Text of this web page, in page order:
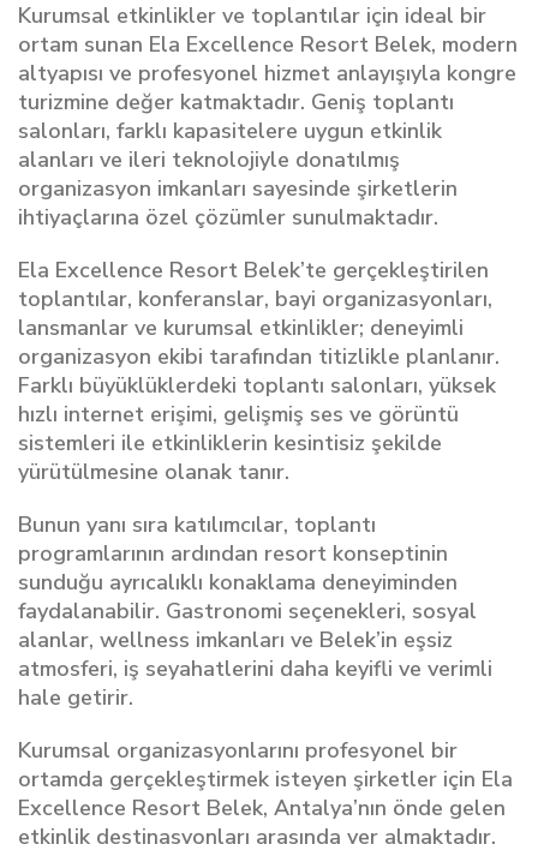
Kurumsal etkinlikler ve toplantılar için ideal bir
ortam sunan Ela Excellence Resort Belek, modern
altyapısı ve profesyonel hizmet anlayışıyla kongre
turizmine değer katmaktadır. Geniş toplantı
salonları, farklı kapasitelere uygun etkinlik
alanları ve ileri teknolojiyle donatılmış
organizasyon imkanları sayesinde şirketlerin
ihtiyaçlarına özel çözümler sunulmaktadır.
Ela Excellence Resort Belek’te gerçekleştirilen
toplantılar, konferanslar, bayi organizasyonları,
lansmanlar ve kurumsal etkinlikler; deneyimli
organizasyon ekibi tarafından titizlikle planlanır.
Farklı büyüklüklerdeki toplantı salonları, yüksek
hızlı internet erişimi, gelişmiş ses ve görüntü
sistemleri ile etkinliklerin kesintisiz şekilde
yürütülmesine olanak tanır.
Bunun yanı sıra katılımcılar, toplantı
programlarının ardından resort konseptinin
sunduğu ayrıcalıklı konaklama deneyiminden
faydalanabilir. Gastronomi seçenekleri, sosyal
alanlar, wellness imkanları ve Belek’in eşsiz
atmosferi, iş seyahatlerini daha keyifli ve verimli
hale getirir.
Kurumsal organizasyonlarını profesyonel bir
ortamda gerçekleştirmek isteyen şirketler için Ela
Excellence Resort Belek, Antalya’nın önde gelen
etkinlik destinasyonları arasında yer almaktadır.